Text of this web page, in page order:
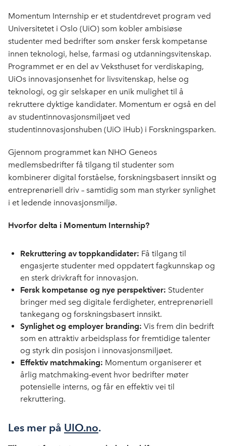
e
b
k
k
I
o
Momentum Internship er et studentdrevet program ved
Universitetet i Oslo (UiO) som kobler ambisiøse
studenter med bedrifter som ønsker fersk kompetanse
innen teknologi, helse, farmasi og utdanningsvitenskap.
Programmet er en del av Veksthuset for verdiskaping,
UiOs innovasjonsenhet for livsvitenskap, helse og
teknologi, og gir selskaper en unik mulighet til å
rekruttere dyktige kandidater. Momentum er også en del
av studentinnovasjonsmiljøet ved
studentinnovasjonshuben (UiO iHub) i Forskningsparken.
Gjennom programmet kan NHO Geneos
medlemsbedrifter få tilgang til studenter som
kombinerer digital forståelse, forskningsbasert innsikt og
entreprenøriell driv – samtidig som man styrker synlighet
i et ledende innovasjonsmiljø.
Hvorfor delta i Momentum Internship?
Rekruttering av toppkandidater: Få tilgang til
engasjerte studenter med oppdatert fagkunnskap og
en sterk drivkraft for innovasjon.
Fersk kompetanse og nye perspektiver: Studenter
bringer med seg digitale ferdigheter, entreprenøriell
tankegang og forskningsbasert innsikt.
Synlighet og employer branding: Vis frem din bedrift
som en attraktiv arbeidsplass for fremtidige talenter
og styrk din posisjon i innovasjonsmiljøet.
Effektiv matchmaking: Momentum organiserer et
årlig matchmaking-event hvor bedrifter møter
potensielle interns, og får en effektiv vei til
rekruttering.
Les mer på UIO.no.